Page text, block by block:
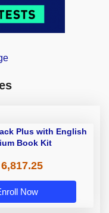
Plus with English
Book Kit
Now